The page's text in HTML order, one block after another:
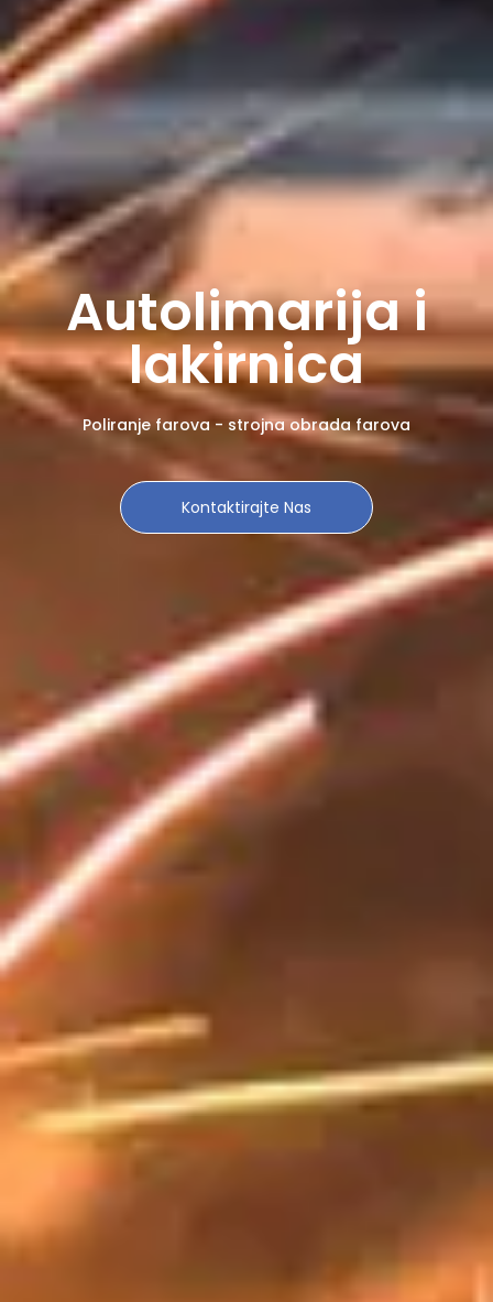
Autolimarija i
lakirnica
Poliranje farova - strojna obrada farova
Kontaktirajte Nas